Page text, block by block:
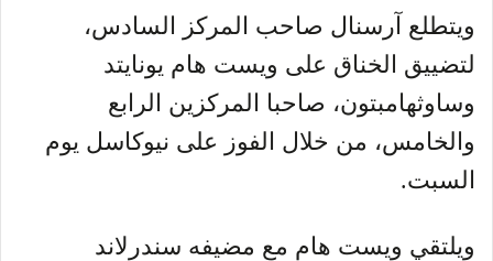
ويتطلع آرسنال صاحب المركز السادس،
لتضييق الخناق على ويست هام يونايتد
وساوثهامبتون، صاحبا المركزين الرابع
والخامس، من خلال الفوز على نيوكاسل يوم
السبت.
ويلتقي ويست هام مع مضيفه سندرلاند